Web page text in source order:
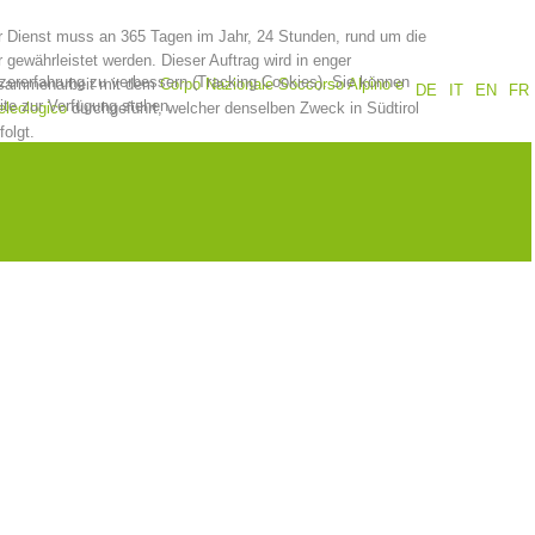
Jahresberichte
Ausbildung
Dienst muss an 365 Tagen im Jahr, 24 Stunden, rund um die
gewährleistet werden. Dieser Auftrag wird in enger
mit demCorpo Nazionale Soccorso Alpino e
durchgeführt, welcher denselben Zweck in Südtirol
DE
IT EN FR
zu verbessern (Tracking Cookies). Sie können
zur Verfügung stehen.